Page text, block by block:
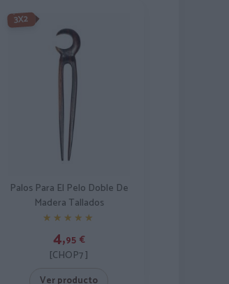
3X2
Palos Para El Pelo Doble De
Madera Tallados
★★★★★
★★★★★
4,95 €
[CHOP7 ]
Ver producto